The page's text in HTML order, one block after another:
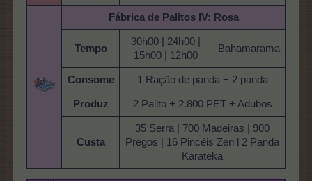
Fábrica de Palitos IV: Rosa
Tempo
30h00 | 24h00 |
15h00 | 12h00
Bahamarama
Consome 1 Ração de panda + 2 panda
Produz 2 Palito + 2.800 PET + Adubos
Custa
35 Serra | 700 Madeiras | 900
Pregos | 16 Pincéis Zen l 2 Panda
Karateka